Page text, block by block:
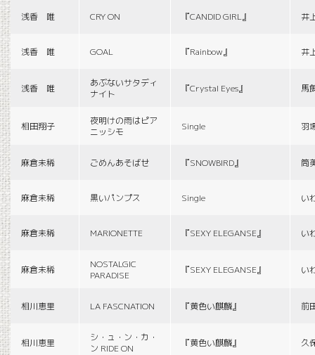
浅香 唯 CRY ON 『CANDID GIRL』 井
浅香 唯 GOAL 『Rainbow』 井
浅香 唯
あぶないサタディ
ナイト
『Crystal Eyes』 馬
相田翔子
夜明けの雨はピア
ニッシモ
Single 羽
麻倉未稀 ごめんあそばせ 『SNOWBIRD』 筒
麻倉未稀 黒いパンプス Single い
麻倉未稀 MARIONETTE 『SEXY ELEGANSE』 い
麻倉未稀
NOSTALGIC
PARADISE
『SEXY ELEGANSE』 い
相川恵里 LA FASCNATION 『黄色い麒麟』 前
相川恵里
シ・ュ・ン・カ・
ン RIDE ON
『黄色い麒麟』 久